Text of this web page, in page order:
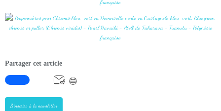
Partager cet article
S'inscrire à la newsletter